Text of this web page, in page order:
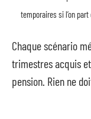
temporaires si l’on part
Chaque scénario
trimestres acquis
pension. Rien ne